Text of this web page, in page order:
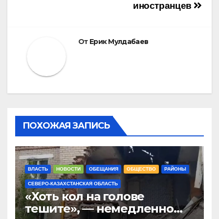
иностранцев
От Ерик Мулдабаев
ПОХОЖАЯ ЗАПИСЬ
ВЛАСТЬ НОВОСТИ ОБЕЩАНИЯ ОБЩЕСТВО РАЙОНЫ
СЕВЕРО-КАЗАХСТАНСКАЯ ОБЛАСТЬ
«Хоть кол на голове
тешите», — немедленно